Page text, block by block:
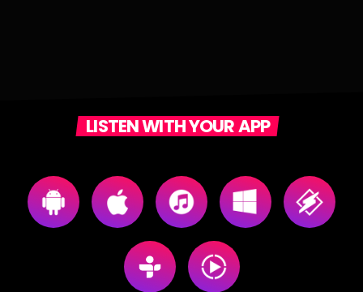
LISTEN WITH YOUR APP